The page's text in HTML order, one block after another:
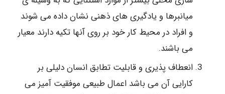
میانبرها و یادگیری های ذهنی نشان داده می شوند
و افراد در محیط کار خود بر روی آنها تکیه دارند معیار
می باشند.
انعطاف پذیری و قابلیت تطابق انسان دلیلی بر
کارایی آن می باشد اعمال طبیعی موفقیت آمیز می